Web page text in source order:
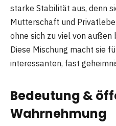
starke Stabilität aus, denn
Mutterschaft und
ohne sich zu viel von außen
Diese Mischung macht sie
interessanten, fast
Bedeutung &
Wahrnehmung